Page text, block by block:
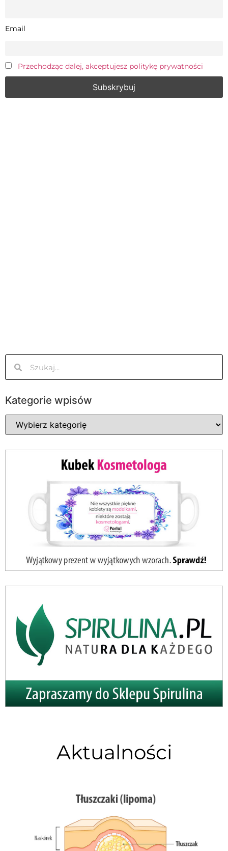
Email
Przechodząc dalej, akceptujesz politykę prywatności
Kategorie wpisów
Aktualności